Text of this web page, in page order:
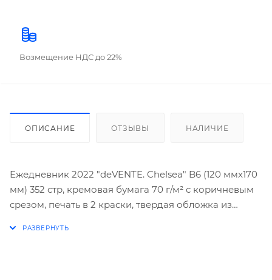
Возмещение НДС до 22%
ОПИСАНИЕ ОТЗЫВЫ НАЛИЧИЕ
Ежедневник 2022 "deVENTE. Chelsea" B6 (120 ммx170
мм) 352 стр, кремовая бумага 70 г/м² с коричневым
срезом, печать в 2 краски, твердая обложка из